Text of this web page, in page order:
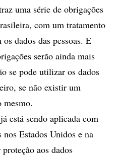
uma série de obrigações
com um tratamento
dados das pessoas. E
serão ainda mais
se pode utilizar os dados
se não existir um
mesmo.
está sendo aplicada com
nos Estados Unidos e na
aos dados